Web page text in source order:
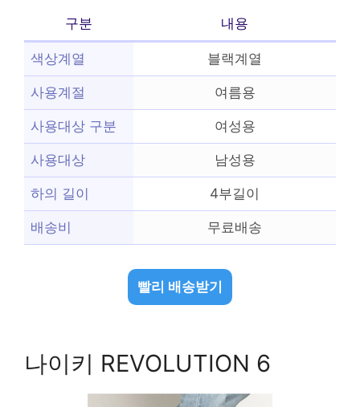
구분 내용
색상계열 블랙계열
사용계절 여름용
사용대상 구분 여성용
사용대상 남성용
하의 길이 4부길이
배송비 무료배송
빨리 배송받기
나이키 REVOLUTION 6